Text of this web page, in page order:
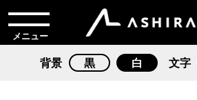
メニュー
背景 黒 白 文字